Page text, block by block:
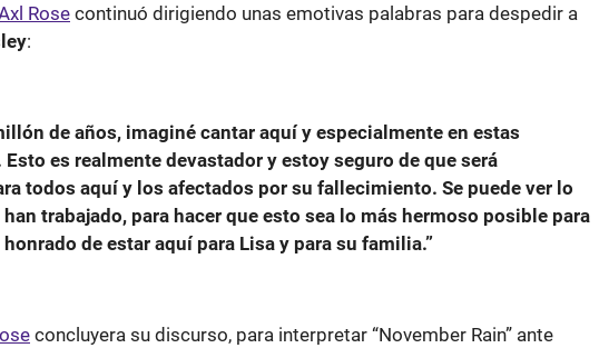
Rosecontinuó dirigiendo unas emotivas palabras para despedir a
:
de años, imaginé cantar aquí y especialmente en estas
es realmente devastador y estoy seguro de que será
todos aquí y los afectados por su fallecimiento. Se puede ver lo
trabajado, para hacer que esto sea lo más hermoso posible para
de estar aquí para Lisa y para su familia.”
concluyera su discurso, para interpretar “November Rain” ante